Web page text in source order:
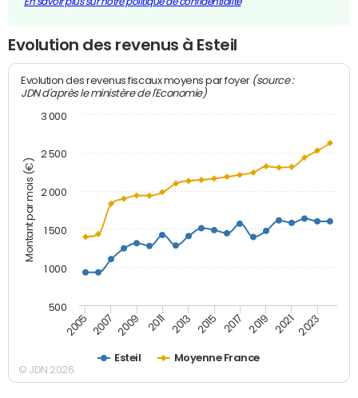
Evolution des revenus à Esteil
Montant par mois (€)
Evolution des revenus fiscaux moyens par foyer (source :
JDN d'après le ministère de l'Economie)
Esteil Moyenne France
2005 2007 2009 2011 2013 2015 2017 2019 2021 2023
500
1 000
1 500
2 000
2 500
3 000
© JDN 2026